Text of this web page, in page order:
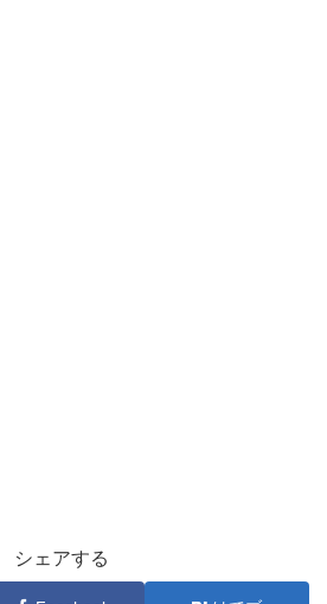
シェアする